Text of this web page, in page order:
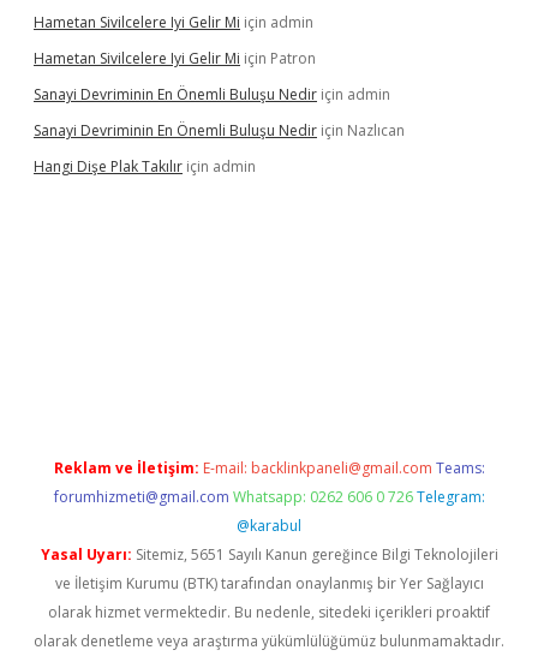
Hametan Sivilcelere Iyi Gelir Mi için admin
Hametan Sivilcelere Iyi Gelir Mi için Patron
Sanayi Devriminin En Önemli Buluşu Nedir için admin
Sanayi Devriminin En Önemli Buluşu Nedir için Nazlıcan
Hangi Dişe Plak Takılır için admin
Reklam ve İletişim: E-mail: backlinkpaneli@gmail.com Teams:
forumhizmeti@gmail.com Whatsapp: 0262 606 0 726 Telegram:
@karabul
Yasal Uyarı: Sitemiz, 5651 Sayılı Kanun gereğince Bilgi Teknolojileri
ve İletişim Kurumu (BTK) tarafından onaylanmış bir Yer Sağlayıcı
olarak hizmet vermektedir. Bu nedenle, sitedeki içerikleri proaktif
olarak denetleme veya araştırma yükümlülüğümüz bulunmamaktadır.